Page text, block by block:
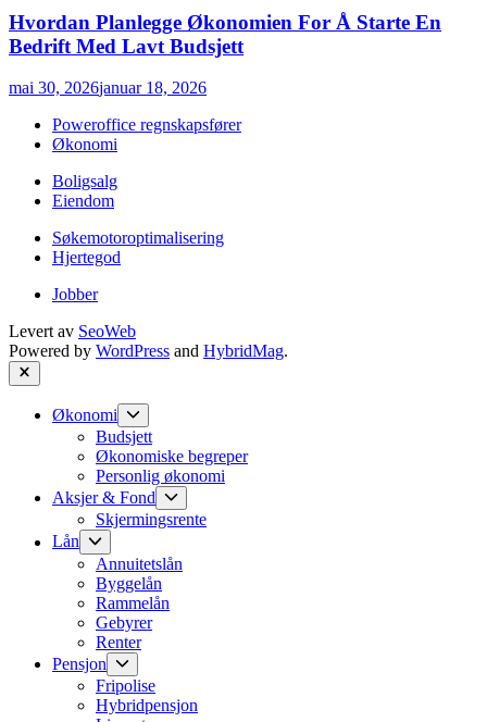
Hvordan Planlegge Økonomien For Å Starte En
Bedrift Med Lavt Budsjett
mai 30, 2026januar 18, 2026
Poweroffice regnskapsfører
Økonomi
Boligsalg
Eiendom
Søkemotoroptimalisering
Hjertegod
Jobber
Levert av SeoWeb
Powered by WordPress and HybridMag.
Close
Økonomi
sub
menu
Budsjett
Økonomiske begreper
Personlig økonomi
Aksjer & Fond
Show
sub
menu
Skjermingsrente
Lån
Show
sub
menu
Annuitetslån
Byggelån
Rammelån
Gebyrer
Renter
Pensjon
sub
menu
Fripolise
Hybridpensjon